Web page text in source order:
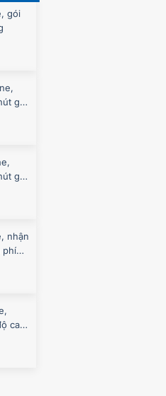
gói
gọi
gọi
nhận
phí
cao